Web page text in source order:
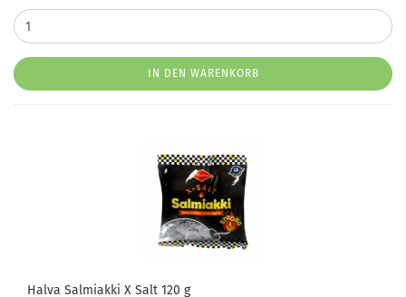
IN DEN WARENKORB
Halva Salmiakki X Salt 120 g